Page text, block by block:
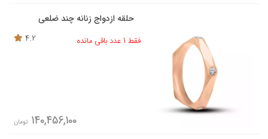
حلقه ازدواج زنانه چند ضلعی
فقط 1 عدد باقی مانده
4.2
140,456,100 تومان